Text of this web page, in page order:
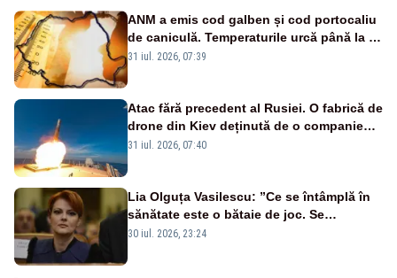
ANM a emis cod galben și cod portocaliu
de caniculă. Temperaturile urcă până la 38
de grade, iar nopțile devin tropicale
31 iul. 2026, 07:39
Atac fără precedent al Rusiei. O fabrică de
drone din Kiev deținută de o companie
americană, distrusă de o rachetă
31 iul. 2026, 07:40
Lia Olguța Vasilescu: ”Ce se întâmplă în
sănătate este o bătaie de joc. Se
guvernează extraordinar de prost”
30 iul. 2026, 23:24